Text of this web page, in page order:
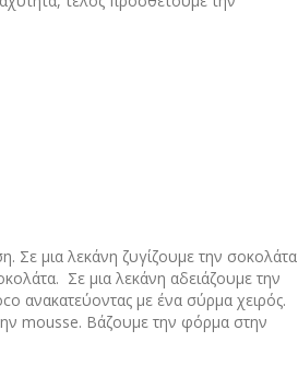
Σε μια λεκάνη ζυγίζουμε την σοκολάτα
Σε μια λεκάνη αδειάζουμε την
ανακατεύοντας με ένα σύρμα χειρός.
mousse. Βάζουμε την φόρμα στην